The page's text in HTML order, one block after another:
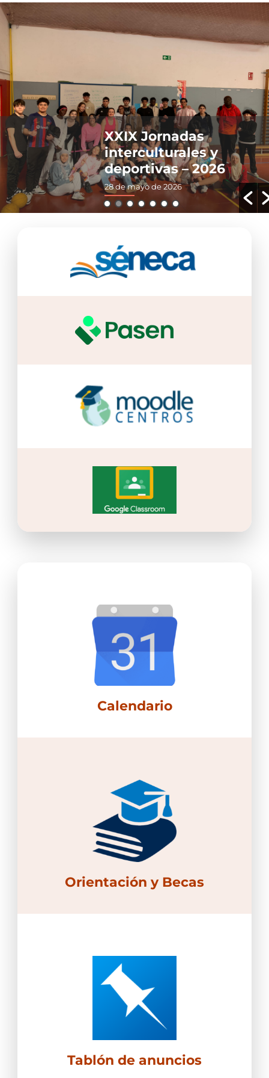
XXIX Jornadas
interculturales y
deportivas – 2026
28 de mayo de 2026
Calendario
Orientación y Becas
Tablón de anuncios